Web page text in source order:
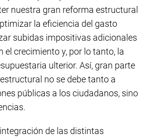
nuestra gran reforma estructural
la eficiencia del gasto
subidas impositivas adicionales
el crecimiento y, por lo tanto, la
ulterior. Así, gran parte
no se debe tanto a
públicas a los ciudadanos, sino
de las distintas